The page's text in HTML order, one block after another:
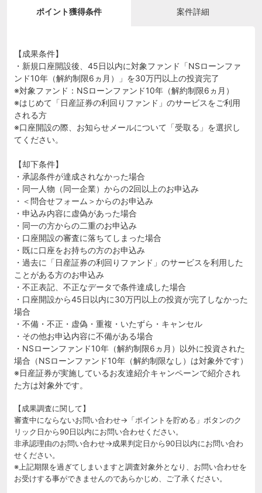
ポイント獲得条件 案件詳細
【成果条件】
・新規口座開設後、45日以内に対象ファンド「NSローンファ
ンド10年（解約制限6ヵ月）」を30万円以上の投資完了
※対象ファンド：NSローンファンド10年（解約制限6ヵ月）
※はじめて「日産証券の利回りファンド」のサービスをご利用
される方
※口座開設の際、お知らせメールについて「受取る」を選択し
てください。
【却下条件】
・承認条件が達成されなかった場合
・同一人物（同一企業）からの2回以上のお申込み
・＜問合せフォーム＞からのお申込み
・申込み内容に虚偽があった場合
・同一の方からの二重のお申込み
・口座開設の審査に落ちてしまった場合
・既に口座をお持ちの方のお申込み
・過去に「日産証券の利回りファンド」のサービスを利用した
ことがある方のお申込み
・不正表記、不正なデータで条件達成した場合
・口座開設から45日以内に30万円以上の投資が完了しなかった
場合
・不備・不正・虚偽・重複・いたずら・キャンセル
・その他お申込内容に不備がある場合
・NSローンファンド10年（解約制限6ヵ月）以外に投資された
場合（NSローンファンド10年（解約制限なし）は対象外です）
※日産証券が実施しているお友達紹介キャンペーンで紹介され
た方は対象外です。
【成果調査に関して】
審査中にならないお問い合わせ→「ポイントを貯める」ボタンのク
リック日から90日以内にお問い合わせください。
非承認理由のお問い合わせ→成果判定日から90日以内にお問い合わ
せください。
※上記期限を過ぎてしまいますと調査対象外となり、お問い合わせを
お受けする事ができませんのであらかじめ、ご了承ください。